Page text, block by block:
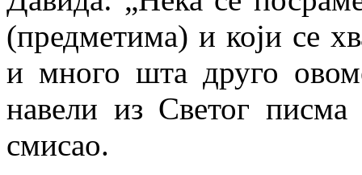
(предметима) и који се
и много шта друго
навели из Светог
смисао.